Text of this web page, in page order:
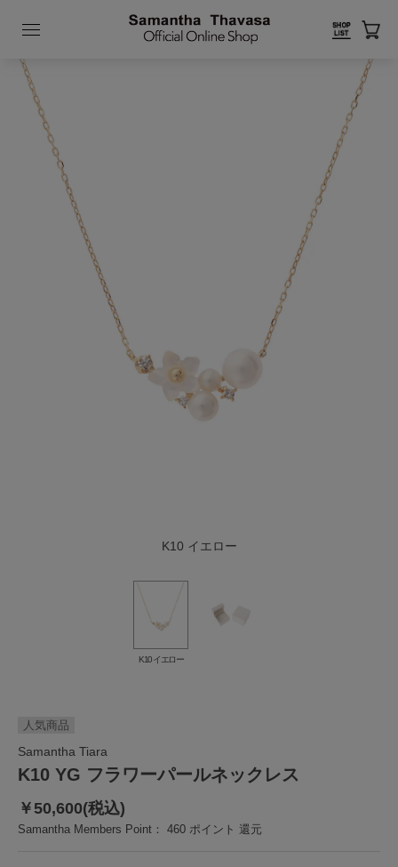
K10 イエロー
K10 イエロー
Samantha Tiara
K10 YG フラワーパールネックレス
人気商品
￥50,600(税込)
Samantha Members Point： 460 ポイント 還元